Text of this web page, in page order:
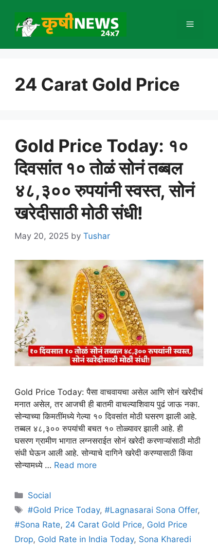
content
Menu
24 Carat Gold Price
Gold Price Today: १०
दिवसांत १० तोळं सोनं तब्बल
४८,३०० रुपयांनी स्वस्त, सोनं
खरेदीसाठी मोठी संधी!
May 20, 2025 by Tushar
Gold Price Today: पैसा वाचवायचा असेल आणि सोनं खरेदीचं
मनात असेल, तर आजची ही बातमी वाचल्याशिवाय पुढं जाऊ नका.
सोन्याच्या किमतींमध्ये गेल्या १० दिवसांत मोठी घसरण झाली आहे.
तब्बल ४८,३०० रुपयांची बचत १० तोळ्यावर झाली आहे. ही
घसरण ग्रामीण भागात लग्नसराईत सोनं खरेदी करणाऱ्यांसाठी मोठी
संधी घेऊन आली आहे. सोन्याचे दागिने खरेदी करण्यासाठी किंवा
सोन्यामध्ये … Read more
Categories
Social
Tags
#Gold Price Today,#Lagnasarai Sona Offer,
#Sona Rate, 24 Carat Gold Price, Gold Price
Drop, Gold Rate in India Today, Sona Kharedi